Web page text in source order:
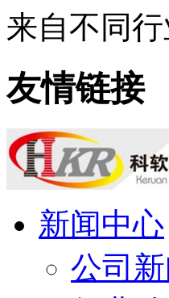
来自不同
友情链接
新闻中心
公司